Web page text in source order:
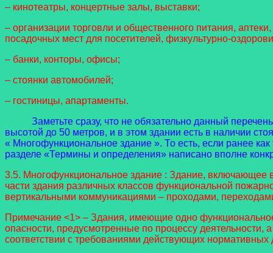
– кинотеатры, концертные залы, выставки;
– организации торговли и общественного питания,
посадочных мест для посетителей, физкультурно-
– банки, конторы, офисы;
– стоянки автомобилей;
– гостиницы, апартаменты.
Заметьте сразу, что не обязательно данный
высотой до 50 метров, и в этом здании есть в наличии
« Многофункциональное здание ». То есть, если ранее
разделе «Термины и определения» написано вполне
3.5. Многофункциональное здание : Здание, включающее
части здания различных классов функциональной
вертикальными коммуникациями – проходами,
Примечание <1> – Здания, имеющие одно
опасности, предусмотренные по процессу деятельности,
соответствии с требованиями действующих